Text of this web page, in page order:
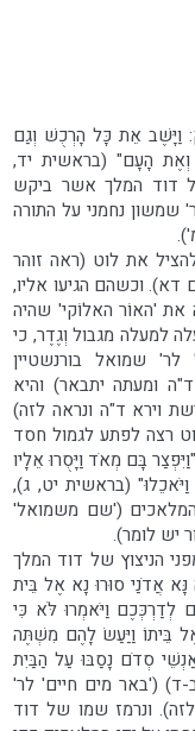
וַיָּשֶׁב אֵת כָּל הָרְכֻשׁ וְגַם
הָעָם" (בראשית יד,
דוד המלך אשר ביקש
שמשון נחמני על התורה
את לוט (ראה זוהר
וכשהם הגיעו אליו,
'האוֹר האלוֹקי' שהיה
למעלה מגבול וְגֶדֶר, כי
שמואל בורנשטיין
ומעתה יתבאר) והיא
וירא ד"ה ונראה לזה)
רצה לפתע לגמול חסד
בָּם מְאֹד וַיָּסֻרוּ אֵלָיו
(בראשית יט, ג),
המלאכים ('שם משמואל'
יש לומר).
הניצוץ של דוד המלך
אֲדֹנַי סוּרוּ נָא אֶל בֵּית
לְדַרְכְּכֶם וַיֹּאמְרוּ לֹּא כִּי
אֶל בֵּיתוֹ וַיַּעַשׂ לָהֶם מִשְׁתֶּה
סְדֹם נָסַבּוּ עַל הַבַּיִת
ד) ('באר מים חיים' לר'
ונרמז שמו של דוד